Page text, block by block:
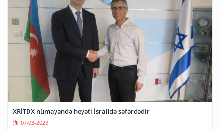
XRİTDX nümayəndə heyəti İsraildə səfərdədir
07-03-2023